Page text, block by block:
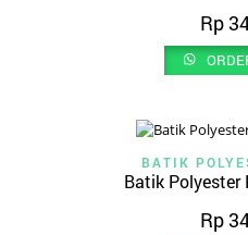
Rp
BATIK
Batik Polyester
Rp